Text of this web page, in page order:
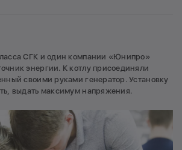
СГК и один компании «Юнипро»
энергии. К котлу присоединяли
своими руками генератор. Установку
выдать максимум напряжения.